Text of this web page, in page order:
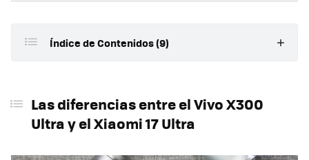
Índice de Contenidos (9)
Configuraciones de cámaras
Las diferencias entre el Vivo X300
Ultra y el Xiaomi 17 Ultra